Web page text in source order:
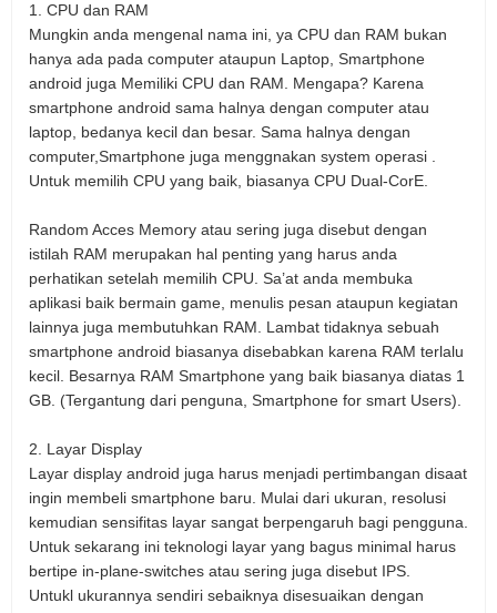
1. CPU dan RAM
Mungkin anda mengenal nama ini, ya CPU dan RAM bukan
hanya ada pada computer ataupun Laptop, Smartphone
android juga Memiliki CPU dan RAM. Mengapa? Karena
smartphone android sama halnya dengan computer atau
laptop, bedanya kecil dan besar. Sama halnya dengan
computer,Smartphone juga menggnakan system operasi .
Untuk memilih CPU yang baik, biasanya CPU Dual-CorE.
Random Acces Memory atau sering juga disebut dengan
istilah RAM merupakan hal penting yang harus anda
perhatikan setelah memilih CPU. Sa’at anda membuka
aplikasi baik bermain game, menulis pesan ataupun kegiatan
lainnya juga membutuhkan RAM. Lambat tidaknya sebuah
smartphone android biasanya disebabkan karena RAM terlalu
kecil. Besarnya RAM Smartphone yang baik biasanya diatas 1
GB. (Tergantung dari penguna, Smartphone for smart Users).
2. Layar Display
Layar display android juga harus menjadi pertimbangan disaat
ingin membeli smartphone baru. Mulai dari ukuran, resolusi
kemudian sensifitas layar sangat berpengaruh bagi pengguna.
Untuk sekarang ini teknologi layar yang bagus minimal harus
bertipe in-plane-switches atau sering juga disebut IPS.
Untukl ukurannya sendiri sebaiknya disesuaikan dengan